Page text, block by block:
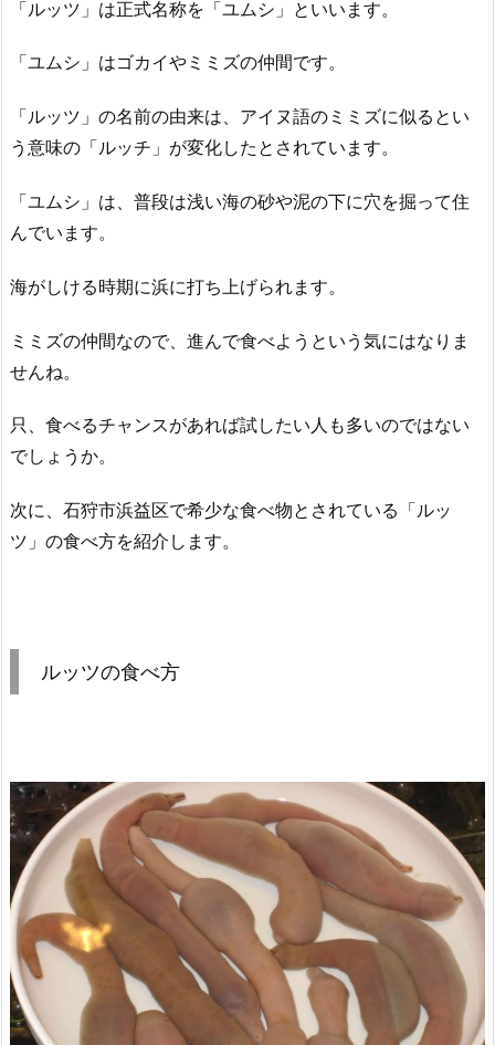
「ルッツ」は正式名称を「ユムシ」といいます。
「ユムシ」はゴカイやミミズの仲間です。
「ルッツ」の名前の由来は、アイヌ語のミミズに似るとい
う意味の「ルッチ」が変化したとされています。
「ユムシ」は、普段は浅い海の砂や泥の下に穴を掘って住
んでいます。
海がしける時期に浜に打ち上げられます。
ミミズの仲間なので、進んで食べようという気にはなりま
せんね。
只、食べるチャンスがあれば試したい人も多いのではない
でしょうか。
次に、石狩市浜益区で希少な食べ物とされている「ルッ
ツ」の食べ方を紹介します。
ルッツの食べ方